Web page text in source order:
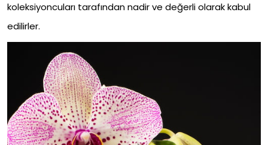
koleksiyoncuları tarafından nadir ve değerli olarak kabul
edilirler.